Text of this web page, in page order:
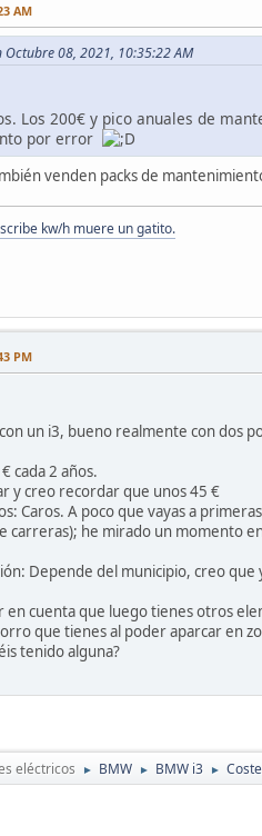
AM
Octubre 08, 2021, 10:35:22 AM
Los 200€ y pico anuales de
por error
venden packs de
kw/h muere un gatito.
PM
un i3, bueno realmente con dos
cada 2 años.
y creo recordar que unos 45 €
Caros. A poco que vayas a
carreras); he mirado un momento
Depende del municipio, creo
en cuenta que luego tienes otros
que tienes al poder aparcar en
tenido alguna?
eléctricos ► BMW ► BMW i3 ►